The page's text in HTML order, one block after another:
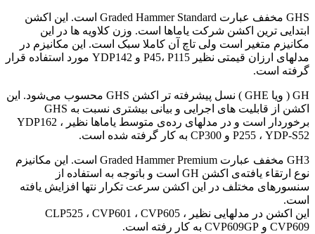
GHS مخفف عبارت Graded Hammer Standard است. این اکشن
ابتدایی ترین اکشن شرکت یاماها است. وزن کلاویه ها در این
مکانیزم متغیر است ولی تاچ آن کاملا سبک است. این مکانیزم در
مدلهای ارزان قیمتی نظیر P45، P115 و YDP142 مورد استفاده قرار
گرفته است.
GH ( ویا GHE )‌ نسل پیشرفته تر اکشن GHS محسوب می‌شود. این
اکشن از قابلیت های اجرایی و بیانی بیشتری نسبت به GHS
برخوردار است و در مدلهای رده‌ی متوسط یاماها نظیر YDP162 ،
P255 ، YDP-S52 و CP300 به کار گرفته شده است.
GH3 مخفف عبارت Graded Hammer Premium است. این مکانیزم
نوع ارتقاء یافته‌ی اکشن GH است و باتوجه به استفاده از
سنسورهای مختلف در این اکشن سرعت تکرار نتها افزایش یافته
است.
این اکشن در مدلهایی نظیر CLP525 ، CVP601 ، CVP605 ،
CVP609 و CVP609GP به کار رفته است.